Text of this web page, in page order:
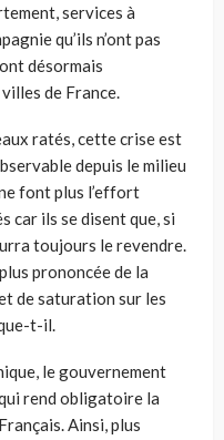
services à
qu’ils n’ont pas
désormais
de France.
ratés, cette crise est
depuis le milieu
font plus l’effort
car ils se disent que, si
toujours le revendre.
prononcée de la
de saturation sur les
t-il.
le gouvernement
rend obligatoire la
Ainsi, plus